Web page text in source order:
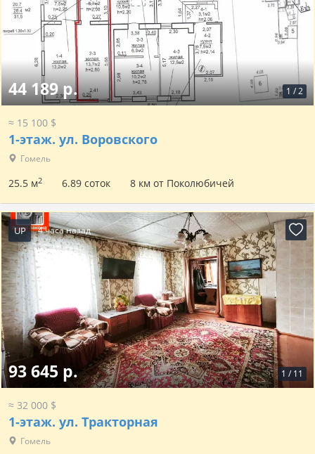
1 /2
44 189 р.
≈ 15 100 $
1-этаж. ул. Воровского
Гомель
25.5 м2 6.89 соток 8 км от Поколюбичей
UP 4 часа назад
1 / 11
93 645 р.
≈ 32 000 $
1-этаж. ул. Тракторная
Гомель